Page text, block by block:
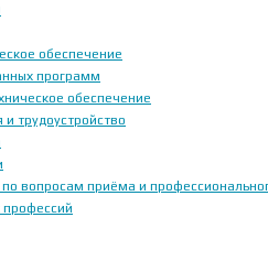
обеспечение
программ
обеспечение
трудоустройство
по вопросам приёма и
профессий